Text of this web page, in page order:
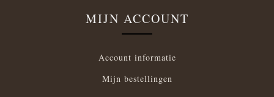
MIJN ACCOUNT
Account informatie
Mijn bestellingen